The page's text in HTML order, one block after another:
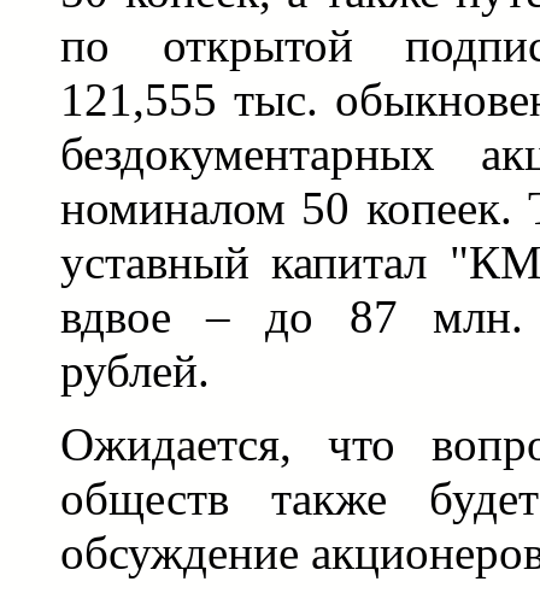
по открытой
121,555 тыс.
бездокументарных
номиналом 50 копеек.
уставный капитал
вдвое – до 87 млн.
рублей.
Ожидается, что
обществ также
обсуждение